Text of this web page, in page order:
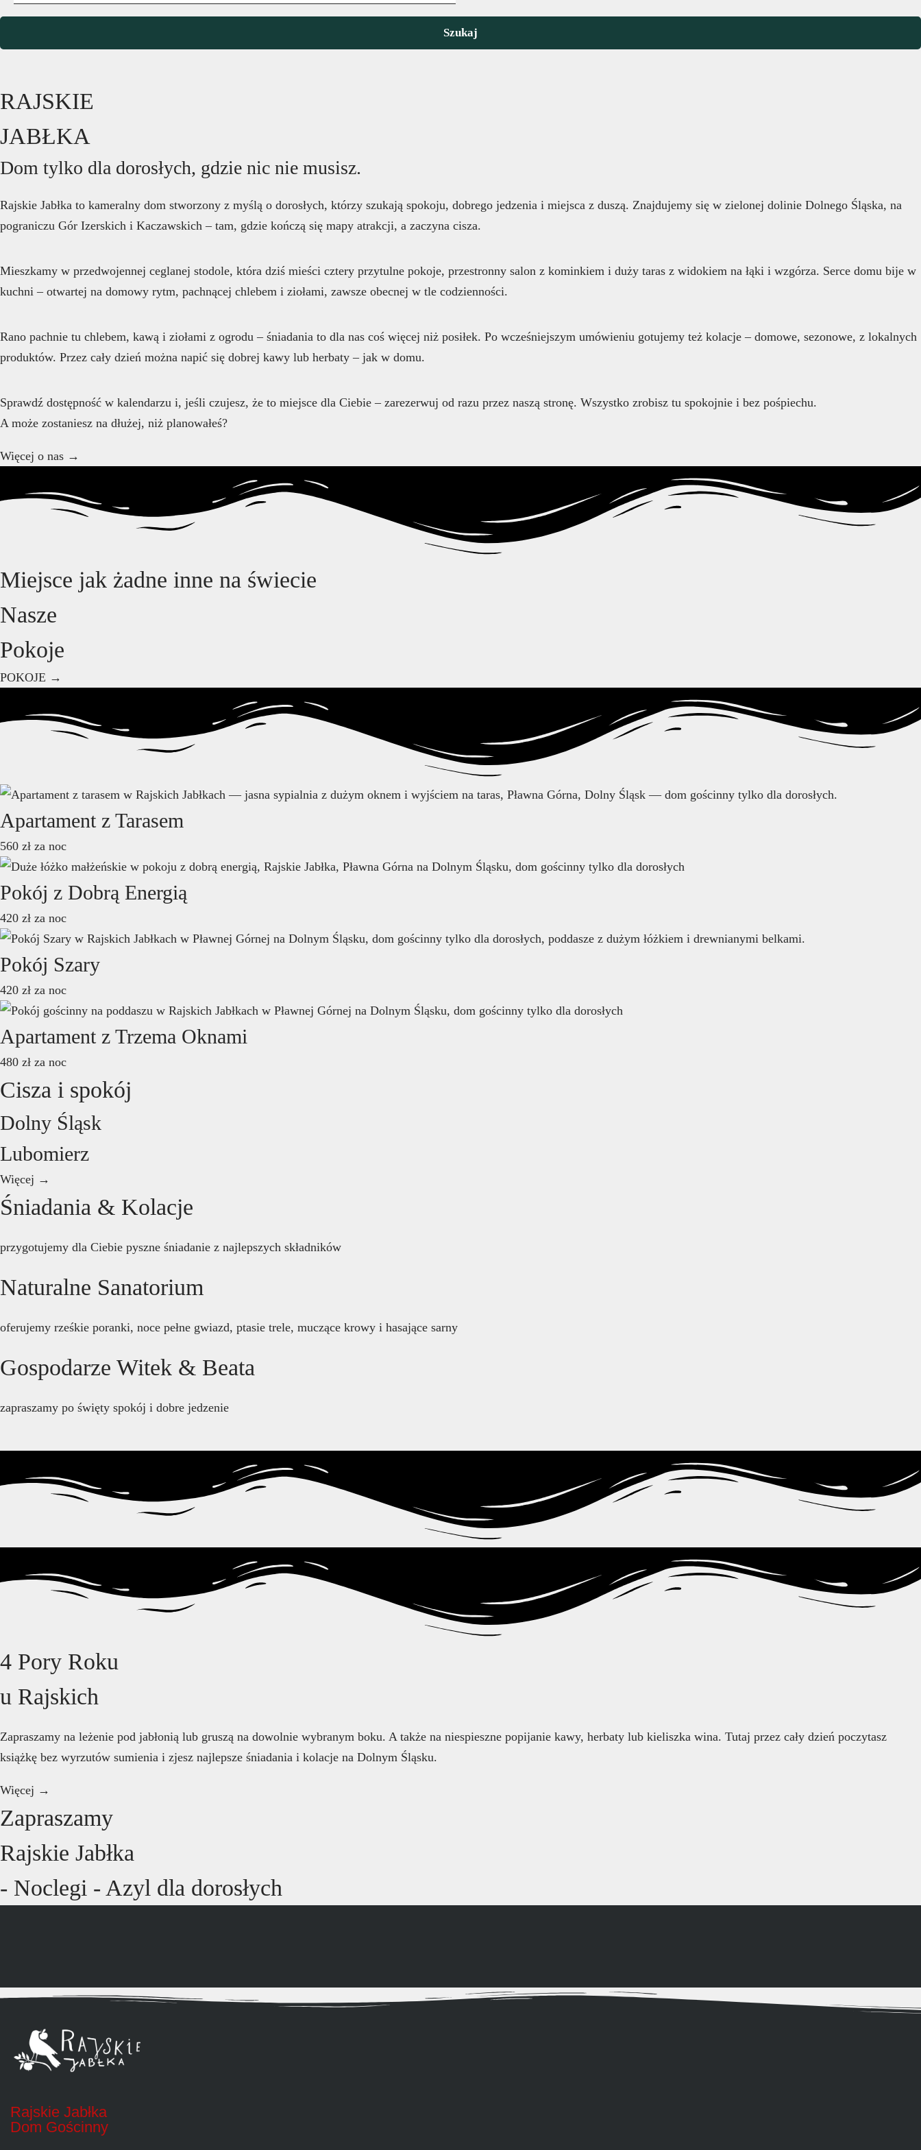
RAJSKIE
JABŁKA
Dom tylko dla dorosłych, gdzie nic nie musisz.
Rajskie Jabłka to kameralny dom stworzony z myślą o dorosłych, którzy szukają spokoju, dobrego jedzenia i miejsca z duszą. Znajdujemy się w zielonej dolinie Dolnego Śląska, na
pograniczu Gór Izerskich i Kaczawskich – tam, gdzie kończą się mapy atrakcji, a zaczyna cisza.
Mieszkamy w przedwojennej ceglanej stodole, która dziś mieści cztery przytulne pokoje, przestronny salon z kominkiem i duży taras z widokiem na łąki i wzgórza. Serce domu bije w
kuchni – otwartej na domowy rytm, pachnącej chlebem i ziołami, zawsze obecnej w tle codzienności.
Rano pachnie tu chlebem, kawą i ziołami z ogrodu – śniadania to dla nas coś więcej niż posiłek. Po wcześniejszym umówieniu gotujemy też kolacje – domowe, sezonowe, z lokalnych
produktów. Przez cały dzień można napić się dobrej kawy lub herbaty – jak w domu.
Sprawdź dostępność w kalendarzu i, jeśli czujesz, że to miejsce dla Ciebie – zarezerwuj od razu przez naszą stronę. Wszystko zrobisz tu spokojnie i bez pośpiechu.
A może zostaniesz na dłużej, niż planowałeś?
Więcej o nas →
Miejsce jak żadne inne na świecie
Nasze
Pokoje
POKOJE →
Apartament z Tarasem
560 zł za noc
Pokój z Dobrą Energią
420 zł za noc
Pokój Szary
420 zł za noc
Apartament z Trzema Oknami
480 zł za noc
Cisza i spokój
Dolny Śląsk
Lubomierz
Więcej →
Śniadania & Kolacje
przygotujemy dla Ciebie pyszne śniadanie z najlepszych składników
Naturalne Sanatorium
oferujemy rześkie poranki, noce pełne gwiazd, ptasie trele, muczące krowy i hasające sarny
Gospodarze Witek & Beata
zapraszamy po święty spokój i dobre jedzenie
4 Pory Roku
u Rajskich
Zapraszamy na leżenie pod jabłonią lub gruszą na dowolnie wybranym boku. A także na niespieszne popijanie kawy, herbaty lub kieliszka wina. Tutaj przez cały dzień poczytasz
książkę bez wyrzutów sumienia i zjesz najlepsze śniadania i kolacje na Dolnym Śląsku.
Więcej →
Zapraszamy
Rajskie Jabłka
- Noclegi - Azyl dla dorosłych
Rajskie Jabłka
Dom Gościnny